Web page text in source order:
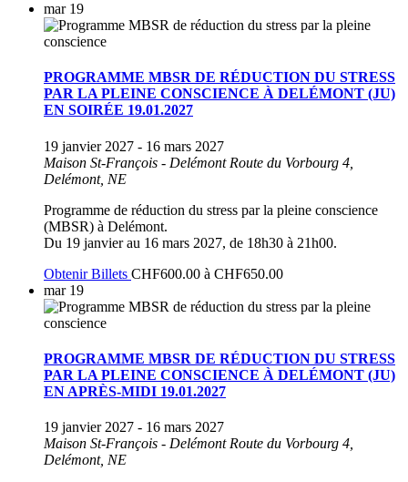
mar 19
PROGRAMME MBSR DE RÉDUCTION DU STRESS
PAR LA PLEINE CONSCIENCE À DELÉMONT (JU)
EN SOIRÉE 19.01.2027
19 janvier 2027 - 16 mars 2027
Maison St-François - Delémont Route du Vorbourg 4,
Delémont, NE
Programme de réduction du stress par la pleine conscience
(MBSR) à Delémont.
Du 19 janvier au 16 mars 2027, de 18h30 à 21h00.
Obtenir Billets CHF600.00 à CHF650.00
mar 19
PROGRAMME MBSR DE RÉDUCTION DU STRESS
PAR LA PLEINE CONSCIENCE À DELÉMONT (JU)
EN APRÈS-MIDI 19.01.2027
19 janvier 2027 - 16 mars 2027
Maison St-François - Delémont Route du Vorbourg 4,
Delémont, NE